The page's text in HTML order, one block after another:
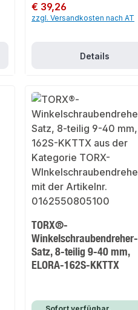
Regulärer Preis:
€ 39,26
zzgl. Versandkosten nach AT
Details
TORX®-
Winkelschraubendreher-
Satz, 8-teilig 9-40 mm,
ELORA-162S-KKTTX